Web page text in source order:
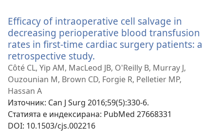
Efficacy of intraoperative cell salvage in
decreasing perioperative blood transfusion
rates in first-time cardiac surgery patients: a
retrospective study.
нов
прозорец)
Côté CL, Yip AM, MacLeod JB, O'Reilly B, Murray J,
Ouzounian M, Brown CD, Forgie R, Pelletier MP,
Hassan A
Източник‎: Can J Surg 2016;59(5):330-6.
Статията е индексирана‎: PubMed 27668331
DOI‎: 10.1503/cjs.002216